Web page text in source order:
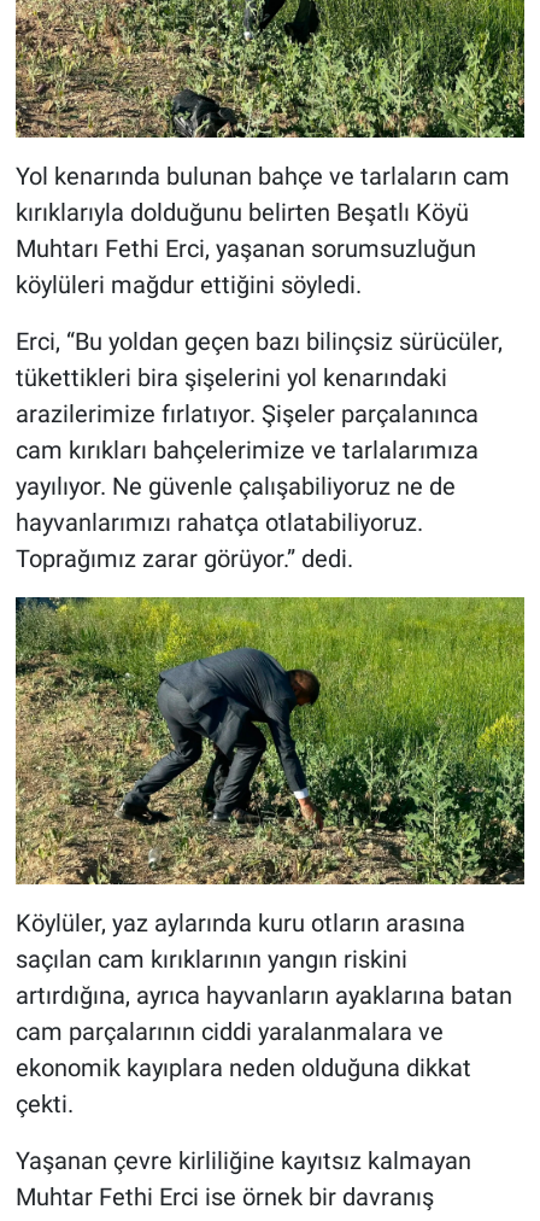
Yol kenarında bulunan bahçe ve tarlaların cam
kırıklarıyla dolduğunu belirten Beşatlı Köyü
Muhtarı Fethi Erci, yaşanan sorumsuzluğun
köylüleri mağdur ettiğini söyledi.
Erci, “Bu yoldan geçen bazı bilinçsiz sürücüler,
tükettikleri bira şişelerini yol kenarındaki
arazilerimize fırlatıyor. Şişeler parçalanınca
cam kırıkları bahçelerimize ve tarlalarımıza
yayılıyor. Ne güvenle çalışabiliyoruz ne de
hayvanlarımızı rahatça otlatabiliyoruz.
Toprağımız zarar görüyor.” dedi.
Köylüler, yaz aylarında kuru otların arasına
saçılan cam kırıklarının yangın riskini
artırdığına, ayrıca hayvanların ayaklarına batan
cam parçalarının ciddi yaralanmalara ve
ekonomik kayıplara neden olduğuna dikkat
çekti.
Yaşanan çevre kirliliğine kayıtsız kalmayan
Muhtar Fethi Erci ise örnek bir davranış